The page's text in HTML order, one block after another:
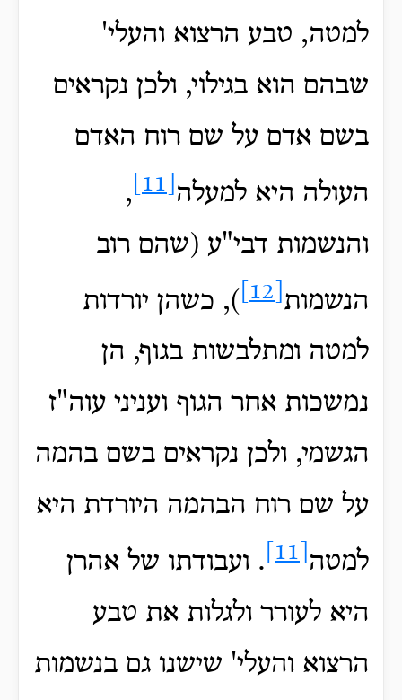
למטה, טבע הרצוא והעלי'
שבהם הוא בגילוי, ולכן נקראים
בשם אדם על שם רוח האדם
העולה היא למעלה
,
והנשמות דבי"ע (שהם רוב
הנשמות
), כשהן יורדות
למטה ומתלבשות בגוף, הן
נמשכות אחר הגוף ועניני עוה"ז
הגשמי, ולכן נקראים בשם בהמה
על שם רוח הבהמה היורדת היא
למטה
. ועבודתו של אהרן
היא לעורר ולגלות את טבע
הרצוא והעלי' שישנו גם בנשמות